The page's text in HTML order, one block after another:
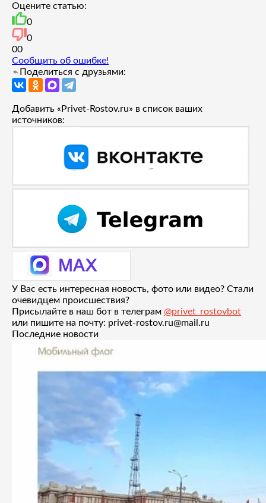
Оцените статью:
0
0
00
Сообщить об ошибке!
Поделиться с друзьями:
Добавить «Privet-Rostov.ru» в список ваших
источников:
У Вас есть интересная новость, фото или видео? Стали
очевидцем происшествия?
Присылайте в наш бот в телеграм @privet_rostovbot
или пишите на почту: privet-rostov.ru@mail.ru
Последние новости